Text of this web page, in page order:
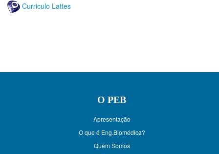
Curriculo Lattes
O PEB
Apresentação
O que é Eng.Biomédica?
Quem Somos